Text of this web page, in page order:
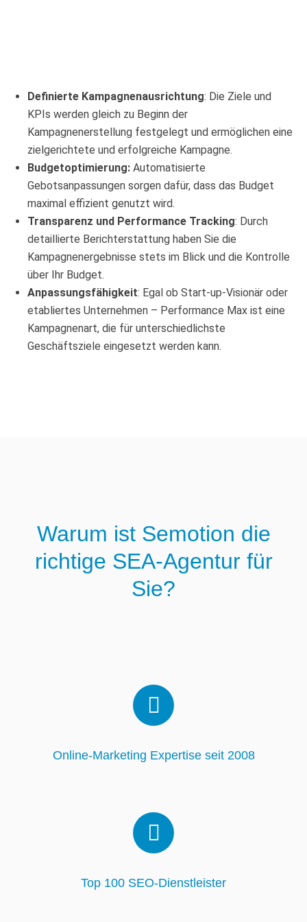
Definierte Kampagnenausrichtung: Die Ziele und
KPIs werden gleich zu Beginn der
Kampagnenerstellung festgelegt und ermöglichen eine
zielgerichtete und erfolgreiche Kampagne.
Budgetoptimierung: Automatisierte
Gebotsanpassungen sorgen dafür, dass das Budget
maximal effizient genutzt wird.
Transparenz und Performance Tracking: Durch
detaillierte Berichterstattung haben Sie die
Kampagnenergebnisse stets im Blick und die Kontrolle
über Ihr Budget.
Anpassungsfähigkeit: Egal ob Start-up-Visionär oder
etabliertes Unternehmen – Performance Max ist eine
Kampagnenart, die für unterschiedlichste
Geschäftsziele eingesetzt werden kann.
Warum ist Semotion die
richtige SEA-Agentur für
Sie?
Online-Marketing Expertise seit 2008
Top 100 SEO-Dienstleister